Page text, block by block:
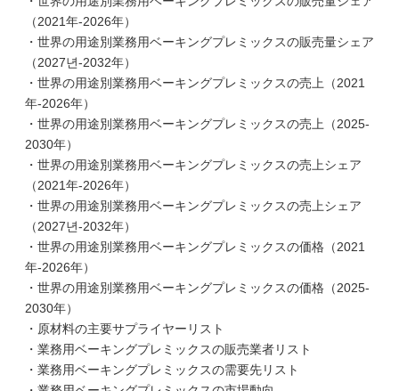
（2021年-2026年）
・世界の用途別業務用ベーキングプレミックスの販売量シェア
（2027년-2032年）
・世界の用途別業務用ベーキングプレミックスの売上（2021
年-2026年）
・世界の用途別業務用ベーキングプレミックスの売上（2025-
2030年）
・世界の用途別業務用ベーキングプレミックスの売上シェア
（2021年-2026年）
・世界の用途別業務用ベーキングプレミックスの売上シェア
（2027년-2032年）
・世界の用途別業務用ベーキングプレミックスの価格（2021
年-2026年）
・世界の用途別業務用ベーキングプレミックスの価格（2025-
2030年）
・原材料の主要サプライヤーリスト
・業務用ベーキングプレミックスの販売業者リスト
・業務用ベーキングプレミックスの需要先リスト